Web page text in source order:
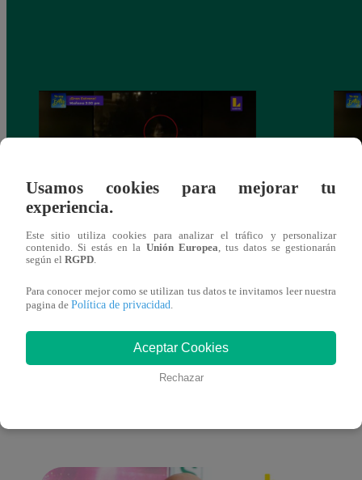
Sofía Franco ocasiona triple choque en
estado de ebriedad
También te puede
interesar
Usamos cookies para mejorar tu
experiencia.
Este sitio utiliza cookies para analizar el tráfico y personalizar
contenido. Si estás en la Unión Europea , tus datos se gestionarán
según el RGPD
Para conocer mejor como se utilizan tus datos te invitamos leer nuestra
pagina de Política de privacidad
Aceptar Cookies
Rechazar